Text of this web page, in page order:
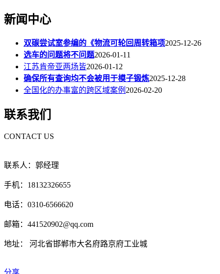
新闻中心
双碳尝试室参编的《物流可轮回周转箱项2025-12-26
选车的问题将不问题2026-01-11
江苏肯帝亚两场皆2026-01-12
确保所有查询均不会被用于模子锻炼2025-12-28
全国化的办事富的跨区域案例 2026-02-20
联系我们
CONTACT US
联系人：郭经理
手机：18132326655
电话：0310-6566620
邮箱：441520902@qq.com
地址： 河北省邯郸市大名府路京府工业城